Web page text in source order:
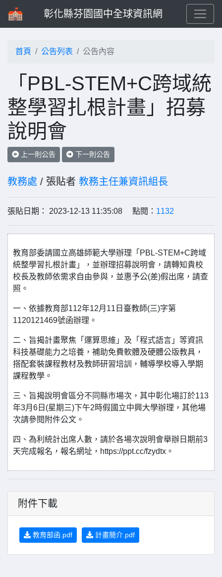
彰化縣芬園國中全球資訊網
首頁 公告列表 公告內容
「PBL-STEM+C跨域統
整學習扎根計畫」招募
說明會
上一則公告 下一則公告
教務處 / 張貼者 教務主任兼資訊組長
張貼日期： 2023-12-13 11:35:08 點閱： 1132
教育部委請國立高雄師範大學辦理「PBL-STEM+C跨域
統整學習扎根計畫」，並辦理招募說明會，請轉知貴校
校長及教師依需求自由參與，並惠予公(差)假出席，請查
照。
一、依據教育部112年12月11日臺教師(三)字第
1120121469號函辦理。
二、旨揭計畫聚焦「運算思維」及「程式語言」等資訊
科技基礎能力之培養，補助免費軟體及硬體公版教具，
搭配套裝課程教材及教師研習培訓，輔導學校導入學期
課程教學。
三、旨揭說明會區分不同縣市場次，其中彰化場訂於113
年3月6日(星期三)下午2時假國立中興大學辦理，其他場
次請參閱附件公文。
四、為利統計出席人數，請於各場次說明會舉辦日期前3
天完成報名，報名網址，https://ppt.cc/fzydtx。
附件下載
教育部函.pdf 計畫簡介.pdf